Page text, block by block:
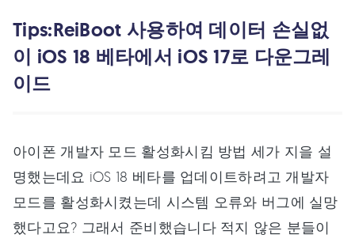
Tips:ReiBoot 사용하여 데이터 손실없
이 iOS 18 베타에서 iOS 17로 다운그레
이드
아이폰 개발자 모드 활성화시킴 방법 세가 지을 설
명했는데요 iOS 18 베타를 업데이트하려고 개발자
모드를 활성화시켰는데 시스템 오류와 버그에 실망
했다고요? 그래서 준비했습니다 적지 않은 분들이